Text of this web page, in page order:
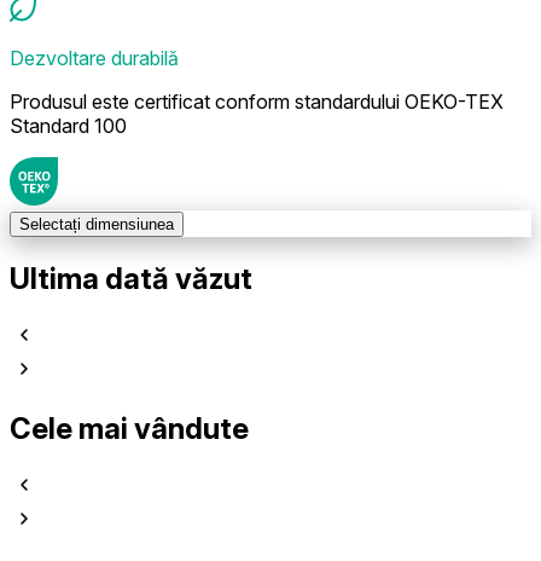
Dezvoltare durabilă
Produsul este certificat conform standardului OEKO-TEX
Standard 100
Selectați dimensiunea
Ultima dată văzut
Cele mai vândute